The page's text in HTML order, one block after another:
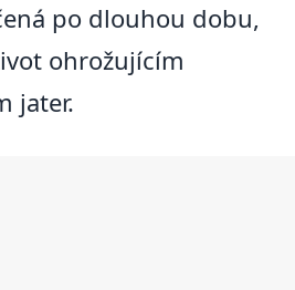
po dlouhou dobu,
ohrožujícím
jater.